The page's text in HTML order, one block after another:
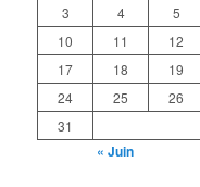
3
4 5
10
11 12
17
18 19
24
25 26
31
« Juin